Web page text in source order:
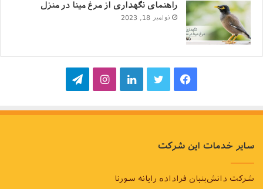
راهنمای نگهداری از مرغ مینا در منزل
نوامبر 18, 2023
فیسبوکتوییترلینکدایناینستاگرام
تلگرام
سایر خدمات این شرکت
شرکت دانش‌بنیان فراداده رایانه سورنا